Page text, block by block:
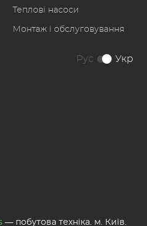
Теплові насоси
Монтаж і обслуговування
— побутова техніка. м. Київ.
Рус Укр